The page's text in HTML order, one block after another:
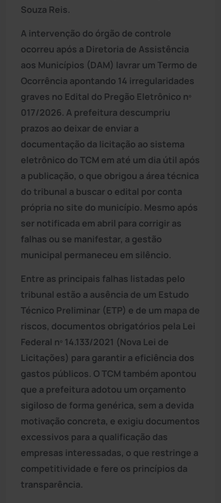
Souza Reis.
A intervenção do órgão de controle
ocorreu após a Diretoria de Assistência
aos Municípios (DAM) lavrar um Termo de
Ocorrência apontando 14 irregularidades
graves no Edital do Pregão Eletrônico nº
017/2026. A prefeitura descumpriu
prazos ao deixar de enviar a
documentação da licitação ao sistema
eletrônico do TCM em até um dia útil após
a publicação, o que obrigou a área técnica
do tribunal a buscar o edital por conta
própria no site do município. Mesmo após
ser notificada em abril para corrigir as
falhas ou se manifestar, a gestão
municipal permaneceu em silêncio.
Entre as principais falhas listadas pelo
tribunal estão a ausência de um Estudo
Técnico Preliminar (ETP) e de um mapa de
riscos, documentos obrigatórios pela Lei
Federal nº 14.133/2021 (Nova Lei de
Licitações) para garantir a eficiência dos
gastos públicos. O TCM também apontou
que a prefeitura adotou um orçamento
sigiloso de forma genérica, sem a devida
motivação concreta, e exigiu documentos
excessivos para a qualificação das
empresas interessadas, o que restringe a
competitividade e fere os princípios da
transparência.